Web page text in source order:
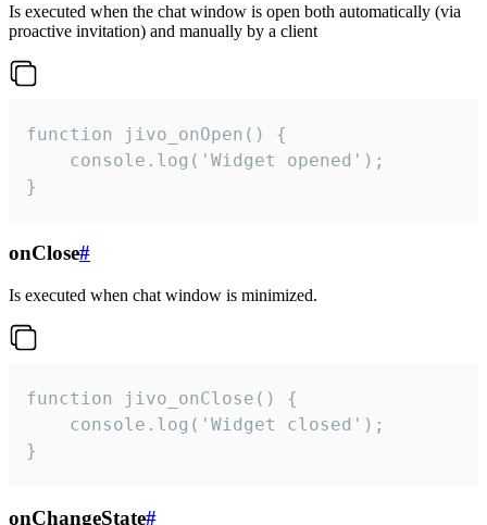
Is executed when the chat window is open both automatically (via
proactive invitation) and manually by a client
function jivo_onOpen() {
    console.log('Widget opened');
}
onClose#
Is executed when chat window is minimized.
function jivo_onClose() {
    console.log('Widget closed');
}
onChangeState#